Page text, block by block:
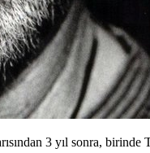
3 yıl sonra,